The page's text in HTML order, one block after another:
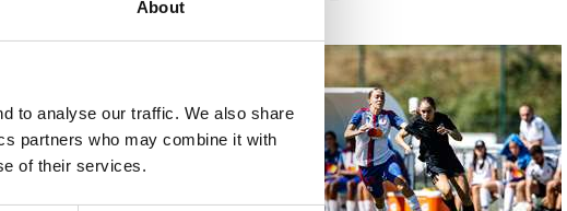
About
to analyse our traffic. We also share
partners who may combine it with
of their services.